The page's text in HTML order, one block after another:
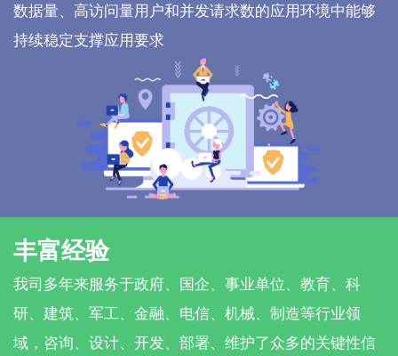
数据量、高访问量用户和并发请求数的应用环境中能够
持续稳定支撑应用要求
丰富经验
我司多年来服务于政府、国企、事业单位、教育、科
研、建筑、军工、金融、电信、机械、制造等行业领
域，咨询、设计、开发、部署、维护了众多的关键性信